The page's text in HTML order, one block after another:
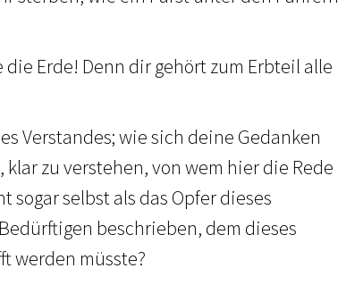
Erde! Denn dir gehört zum Erbteil alle
Verstandes; wie sich deine Gedanken
zu verstehen, von wem hier die Rede
sogar selbst als das Opfer dieses
beschrieben, dem dieses
werden müsste?